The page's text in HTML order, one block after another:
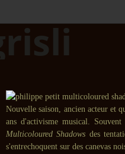
Nouvelle saison, ancien acteur et
ans d'activisme musical.
Multicoloured Shadows des
s'entrechoquent sur des canevas